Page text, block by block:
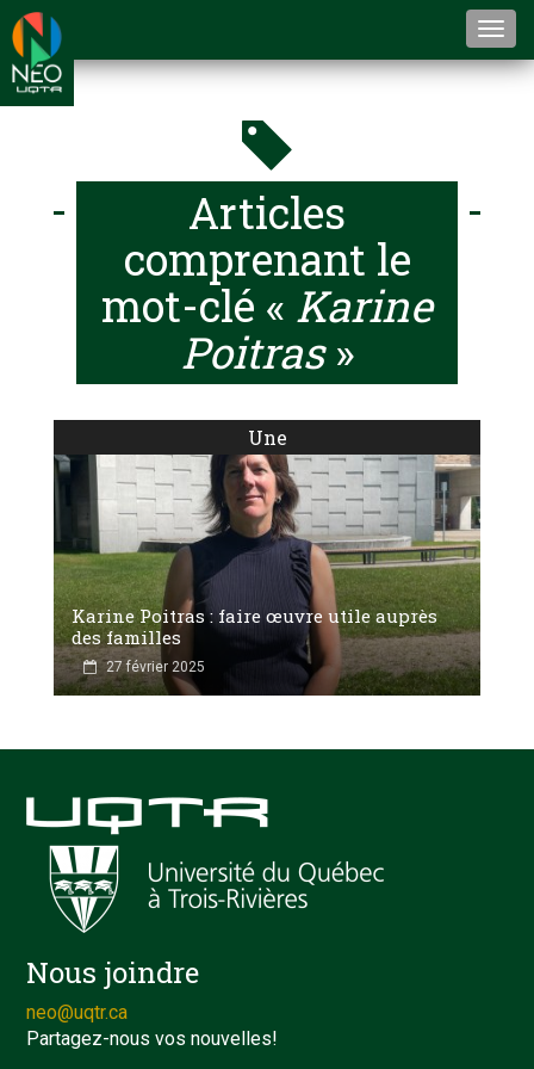
Articles
comprenant le
mot-clé « Karine
Poitras»
Une
Karine Poitras : faire œuvre utile auprès
des familles
27 février 2025
Nous joindre
neo@uqtr.ca
Partagez-nous vos nouvelles!